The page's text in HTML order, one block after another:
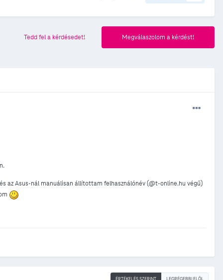
Megválaszolom a kérdést!
Tedd fel a kérdésedet!
az Asus-nál manuálisan állítottam felhasználónév (@t-online.hu végű)